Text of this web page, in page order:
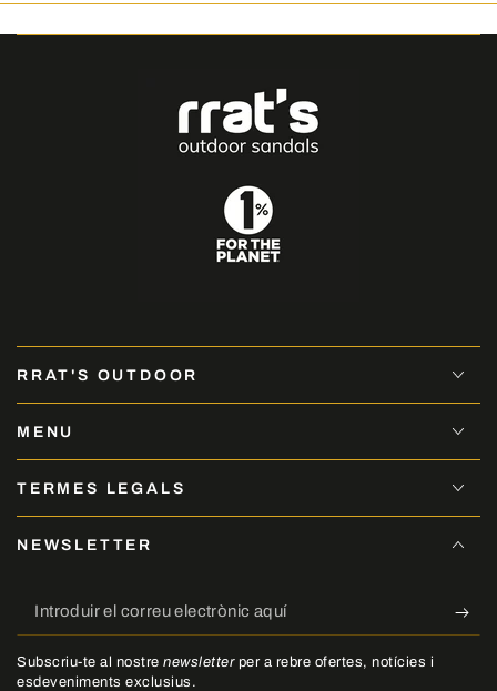
RRAT'S OUTDOOR
MENU
TERMES LEGALS
NEWSLETTER
Introduir
el
correu
Subscriu-te al nostre newsletterper a rebre ofertes, notícies i
esdeveniments exclusius.